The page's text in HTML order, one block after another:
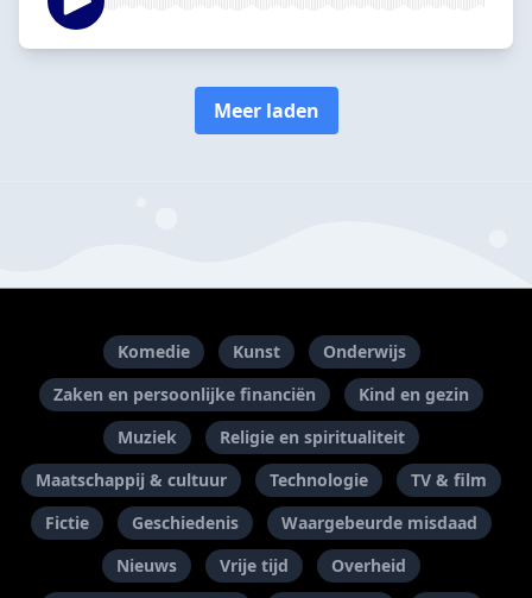
Meer laden
Komedie Kunst
Onderwijs
Zaken en persoonlijke financiën
Kind en gezin
Muziek
Religie en spiritualiteit
Maatschappij & cultuur
Technologie
TV & film
Fictie
Geschiedenis
Waargebeurde misdaad
Nieuws
Vrije tijd
Overheid